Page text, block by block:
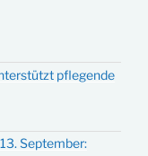
pflegende
September: